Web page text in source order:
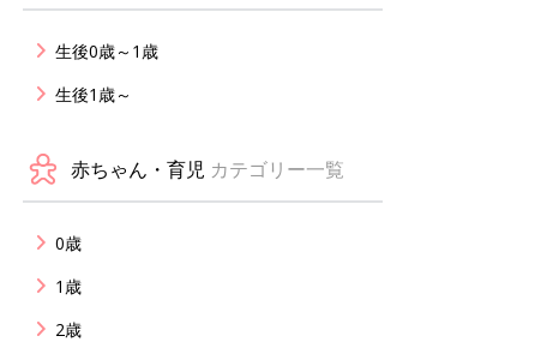
生後0歳～1歳
生後1歳～
赤ちゃん・育児 カテゴリー一覧
0歳
1歳
2歳